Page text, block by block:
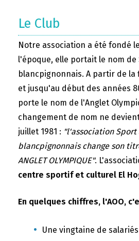
Le Club
Notre association a été fondé le
l'époque, elle portait le nom
blancpignonnais. A partir de la
et jusqu'au début des années
porte le nom de l'Anglet
changement de nom ne
juillet 1981 : "l'association
blancpignonnais change son
ANGLET OLYMPIQUE".
centre sportif et culturel El
En quelques chiffres, l'AOO,
Une vingtaine de salariés